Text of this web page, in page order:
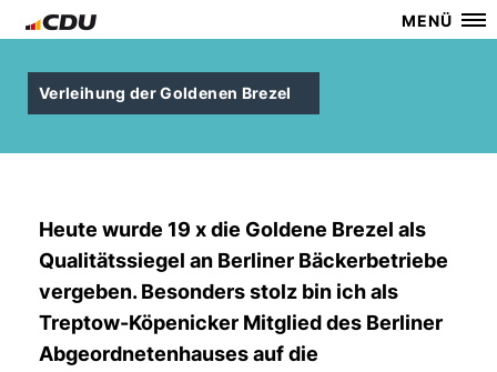
MENÜ
Verleihung der Goldenen Brezel
Heute wurde 19 x die Goldene Brezel als
Qualitätssiegel an Berliner Bäckerbetriebe
vergeben. Besonders stolz bin ich als
Treptow-Köpenicker Mitglied des Berliner
Abgeordnetenhauses auf die